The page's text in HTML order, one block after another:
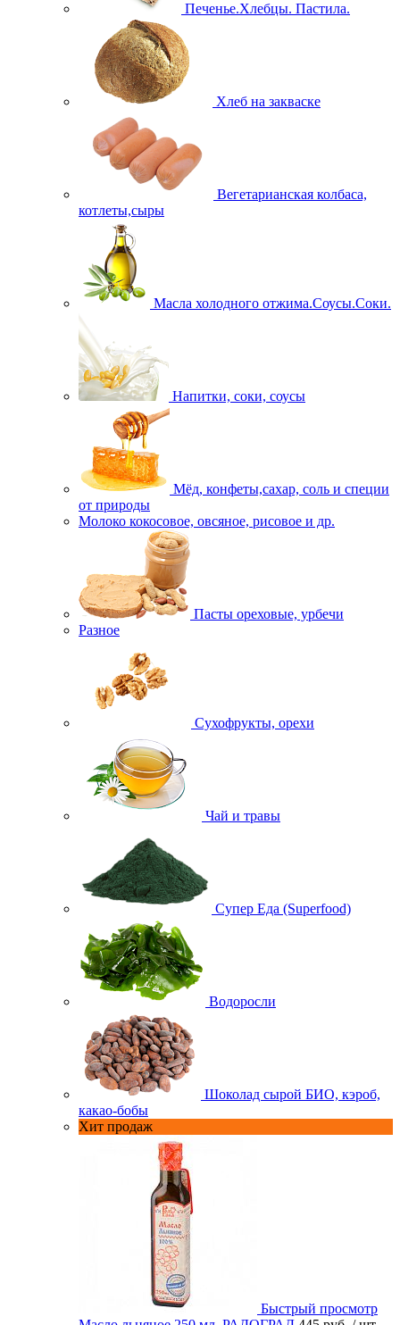
Печенье.Хлебцы. Пастила.
Хлеб на закваске
Вегетарианская колбаса,
котлеты,сыры
Масла холодного отжима.Соусы.Соки.
Напитки, соки, соусы
Мёд, конфеты,сахар, соль и специи
от природы
Молоко кокосовое, овсяное, рисовое и др.
Пасты ореховые, урбечи
Разное
Сухофрукты, орехи
Чай и травы
Супер Еда (Superfood)
Водоросли
Шоколад сырой БИО, кэроб,
какао-бобы
Хит продаж
Быстрый просмотр